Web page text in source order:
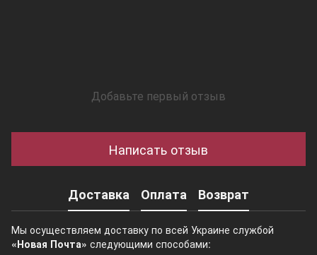
Добавьте первый отзыв
Написать отзыв
Доставка Оплата Возврат
Мы осуществляем доставку по всей Украине службой
«Новая Почта» следующими способами: